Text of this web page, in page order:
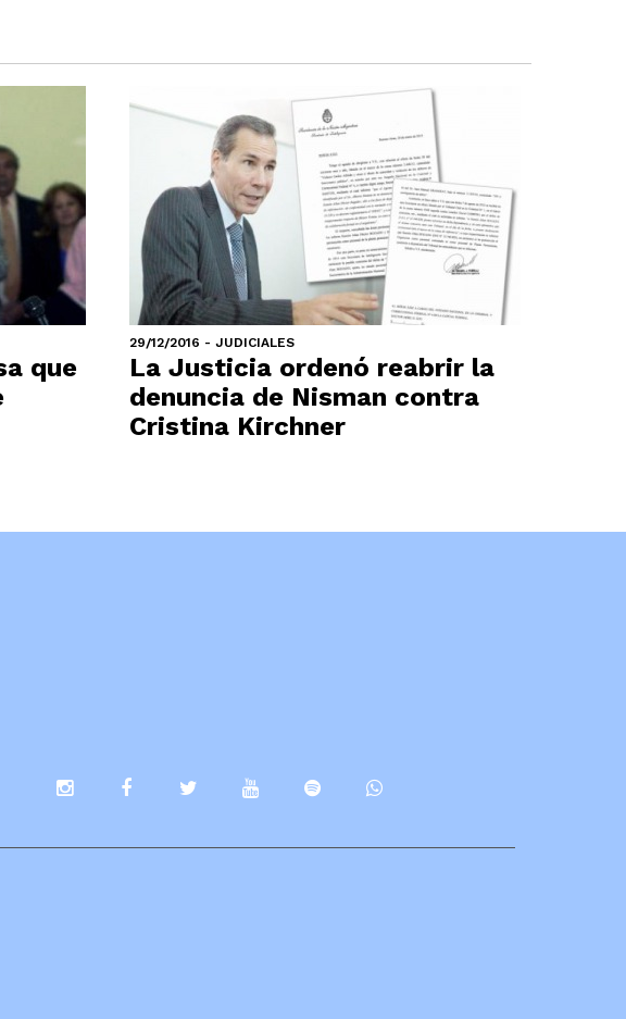
que
29/12/2016 - JUDICIALES
La Justicia ordenó reabrir la
denuncia de Nisman contra
Cristina Kirchner